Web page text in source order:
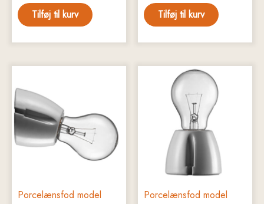
Tilføj til kurv Tilføj til kurv
Porcelænsfod model
Porcelænsfod model